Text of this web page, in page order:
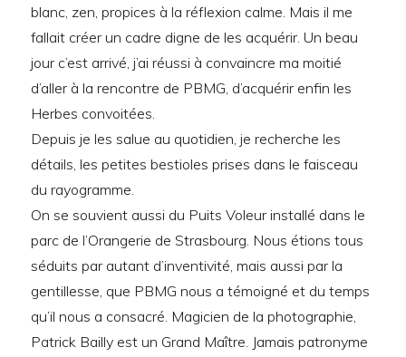
blanc, zen, propices à la réflexion calme. Mais il me
fallait créer un cadre digne de les acquérir. Un beau
jour c’est arrivé, j’ai réussi à convaincre ma moitié
d’aller à la rencontre de PBMG, d’acquérir enfin les
Herbes convoitées.
Depuis je les salue au quotidien, je recherche les
détails, les petites bestioles prises dans le faisceau
du rayogramme.
On se souvient aussi du Puits Voleur installé dans le
parc de l’Orangerie de Strasbourg. Nous étions tous
séduits par autant d’inventivité, mais aussi par la
gentillesse, que PBMG nous a témoigné et du temps
qu’il nous a consacré. Magicien de la photographie,
Patrick Bailly est un Grand Maître. Jamais patronyme